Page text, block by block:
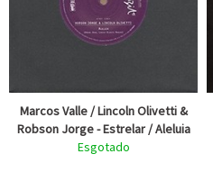
Marcos Valle / Lincoln Olivetti &
Robson Jorge - Estrelar / Aleluia
Esgotado